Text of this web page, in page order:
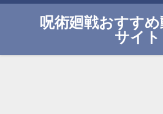
呪術廻戦おすす
サイト